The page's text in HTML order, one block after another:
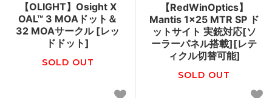
【OLIGHT】Osight X
OAL™ 3 MOAドット＆
32 MOAサークル [レッ
ドドット]
SOLD OUT
【RedWinOptics】
Mantis 1x25 MTR SP ド
ットサイト 実銃対応[ソ
ーラーパネル搭載][レテ
ィクル切替可能]
SOLD OUT